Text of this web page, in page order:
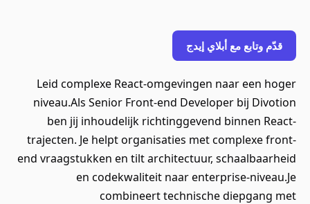
قدّم وتابع مع أبلاي إيدج
Leid complexe React-omgevingen naar een hoger
niveau.Als Senior Front-end Developer bij Divotion
ben jij inhoudelijk richtinggevend binnen React-
trajecten. Je helpt organisaties met complexe front-
end vraagstukken en tilt architectuur, schaalbaarheid
en codekwaliteit naar enterprise-niveau.Je
combineert technische diepgang met